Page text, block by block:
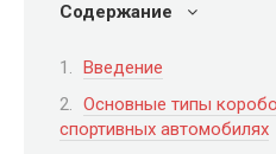
Содержание
Введение
Основные типы
спортивных автомобилях